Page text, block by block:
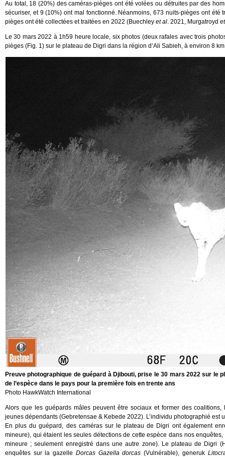
Au total, 18 (20%) des caméras-pièges ont été volées ou détruites par des
sécuriser, et 9 (10%) ont mal fonctionné. Néanmoins, 673 nuits-pièges ont
pièges ont été collectées et traitées en 2022 (Buechley et al. 2021, Murgatroyd
Le 30 mars 2022 à 1h59 heure locale, six photos (deux rafales avec trois
pièges (Fig. 1) sur le plateau de Digri dans la région d’Ali Sabieh, à environ 8
Preuve photographique de guépard à Djibouti, prise le 30 mars 2022 sur le
de l’espèce dans le pays pour la première fois en trente ans
Photo HawkWatch International
Alors que les guépards mâles peuvent être sociaux et former des
jeunes dépendants (Gebretensae & Kebede 2022). L’individu photographié est
En plus du guépard, des caméras sur le plateau de Digri ont également
mineure), qui étaient les seules détections de cette espèce dans nos
mineure ; seulement enregistré dans une autre zone). Le plateau de Digri
enquêtes sur la gazelle Dorcas Gazella dorcas (Vulnérable), generuk